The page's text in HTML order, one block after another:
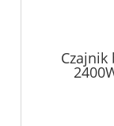
Czajnik